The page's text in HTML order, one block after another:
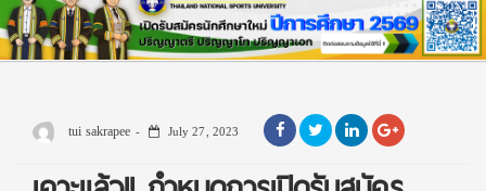
tui sakrapee July 27, 2023